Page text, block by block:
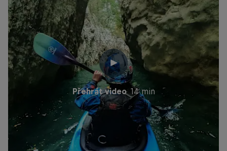
Přehrát video 14 min